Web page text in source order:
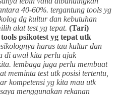
40-60%. tergantung tools yg
dg kultur dan kebutuhan
alat test yg tepat. (Tari)
psikotest yg tepat utk
harus tau kultur dan
di awal kita perlu ajak
lembaga juga perlu membuat
meminta test utk posisi tertentu,
kompetensi yg kita mau utk
saya menggunakan rekanan